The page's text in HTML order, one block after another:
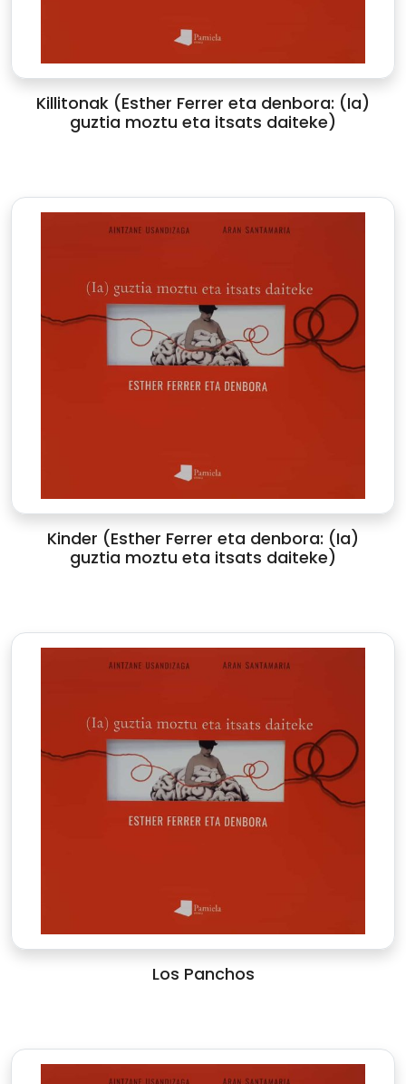
Killitonak (Esther Ferrer eta denbora: (Ia)
guztia moztu eta itsats daiteke)
Kinder (Esther Ferrer eta denbora: (Ia)
guztia moztu eta itsats daiteke)
Los Panchos